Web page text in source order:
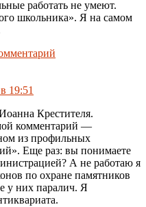
работать не умеют.
школьника». Я на самом
19:51
Крестителя.
комментарий —
из профильных
Еще раз: вы понимаете
А не работаю я
по охране памятников
у них паралич. Я